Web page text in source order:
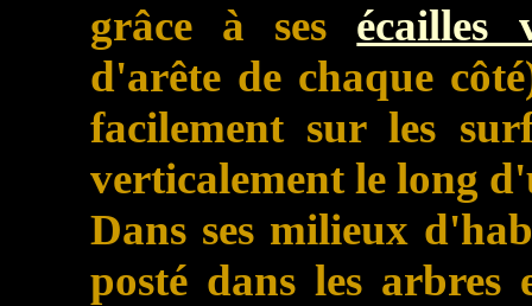
grâce à ses écailles
d'arête de chaque
facilement sur les
verticalement le long
Dans ses milieux
posté dans les arbres